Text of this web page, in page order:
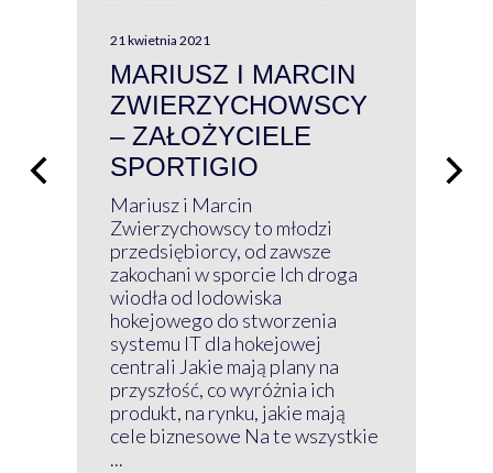
21 kwietnia 2021
MARIUSZ I MARCIN
ZWIERZYCHOWSCY
– ZAŁOŻYCIELE
SPORTIGIO
Mariusz i Marcin
Zwierzychowscy to młodzi
przedsiębiorcy, od zawsze
zakochani w sporcie Ich droga
wiodła od lodowiska
hokejowego do stworzenia
systemu IT dla hokejowej
centrali Jakie mają plany na
przyszłość, co wyróżnia ich
produkt, na rynku, jakie mają
cele biznesowe Na te wszystkie
...